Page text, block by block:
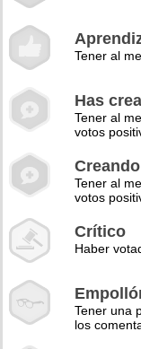
Tener al
Has
Tener al
votos
Tener al
votos
Crítico
Haber
Tener una
los